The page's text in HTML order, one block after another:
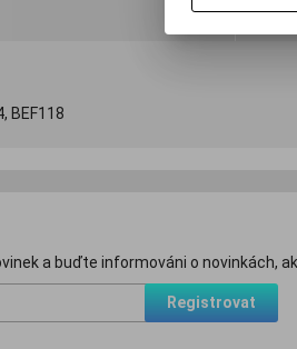
BEF118
a buďte informováni o novinkách,
Registrovat